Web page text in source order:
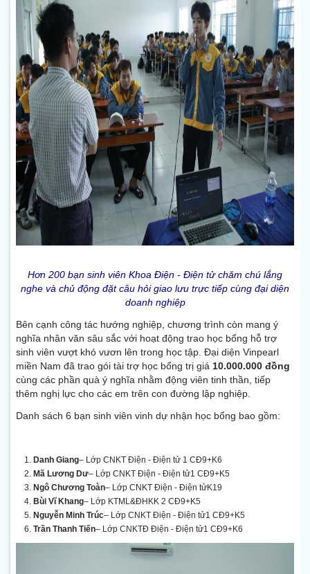
Hơn 200 bạn sinh viên Khoa Điện - Điện tử chăm chú lắng
nghe và chủ động đặt câu hỏi giao lưu trực tiếp cùng đại diện
doanh nghiệp
Bên cạnh công tác hướng nghiệp, chương trình còn mang ý
nghĩa nhân văn sâu sắc với hoạt động trao học bổng hỗ trợ
sinh viên vượt khó vươn lên trong học tập. Đại diện Vinpearl
miền Nam đã trao gói tài trợ học bổng trị giá 10.000.000 đồng
cùng các phần quà ý nghĩa nhằm động viên tinh thần, tiếp
thêm nghị lực cho các em trên con đường lập nghiệp.
Danh sách 6 bạn sinh viên vinh dự nhận học bổng bao gồm:
Danh Giang– Lớp CNKT Điện - Điện tử 1 CĐ9+K6
Mã Lương Dư– Lớp CNKT Điện - Điện tử1 CĐ9+K5
Ngô Chương Toàn– Lớp CNKT Điện - Điện tửK19
Bùi Vĩ Khang– Lớp KTML&ĐHKK 2 CĐ9+K5
Nguyễn Minh Trúc– Lớp CNKT Điện - Điện tử1 CĐ9+K5
Trần Thanh Tiến– Lớp CNKTĐ Điện - Điện tử1 CĐ9+K6